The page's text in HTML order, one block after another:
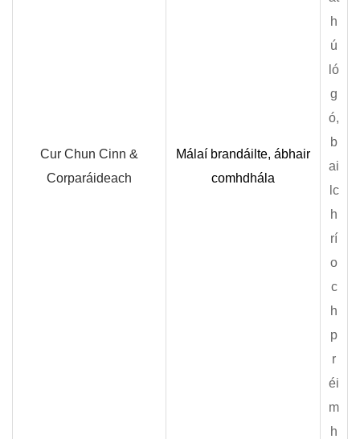
Cur Chun Cinn &
Corparáideach
Málaí brandáilte, ábhair
comhdhála
h
ú
ló
g
ó,
b
ai
lc
h
rí
o
c
h
p
r
éi
m
h